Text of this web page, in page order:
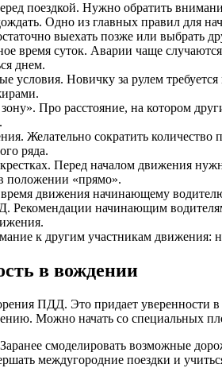
поездкой. Нужно обратить
Одно из главных правил для
выехать позже или выбрать
время суток. Аварии чаще
днем.
условия. Новичку за рулем
Про расстояние, на котором
Желательно сократить
ряда.
Перед началом движения
положении «прямо».
движения начинающему
Рекомендации начинающим
к другим участникам движения:
в вождении
ПДД. Это придает уверенности
Можно начать со специальных
смоделировать возможные
междугородние поездки и